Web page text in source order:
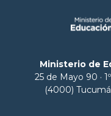
Ministerio de
25 de Mayo 90 ·
(4000)